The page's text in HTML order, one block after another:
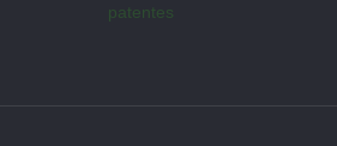
patentes